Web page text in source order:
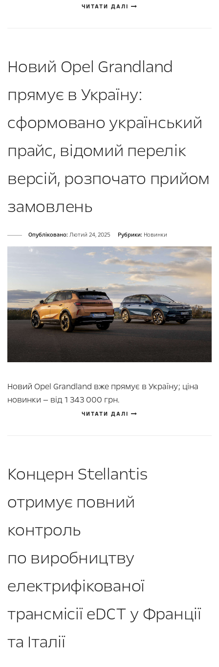
ЧИТАТИ ДАЛІ
Новий Opel Grandland
прямує в Україну:
сформовано український
прайс, відомий перелік
версій, розпочато прийом
замовлень
Опубліковано: Лютий 24, 2025 Рубрики: Новинки
Новий Opel Grandland вже прямує в Україну; ціна
новинки — від 1 343 000 грн.
ЧИТАТИ ДАЛІ
Концерн Stellantis
отримує повний
контроль
по виробництву
електрифікованої
трансмісії eDCT у Франції
та Італії